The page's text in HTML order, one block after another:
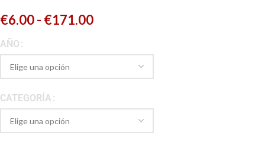
€6.00- €171.00
AÑO
CATEGORÍA